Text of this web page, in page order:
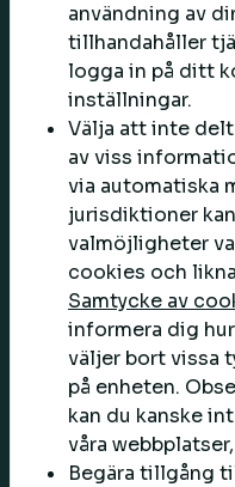
användning av
tillhandahåller
logga in på ditt
inställningar.
Välja att inte
av viss
via automatiska
jurisdiktioner
valmöjligheter
cookies och
Samtycke av
informera dig
väljer bort vissa
på enheten.
kan du kanske
våra
Begära tillgång